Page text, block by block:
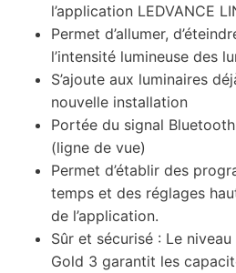
l’application LEDVANCE
Permet d’allumer,
l’intensité lumineuse des
S’ajoute aux luminaires
nouvelle installation
Portée du signal Bluetooth
(ligne de vue)
Permet d’établir des
temps et des réglages
de l’application.
Sûr et sécurisé : Le
Gold 3 garantit les